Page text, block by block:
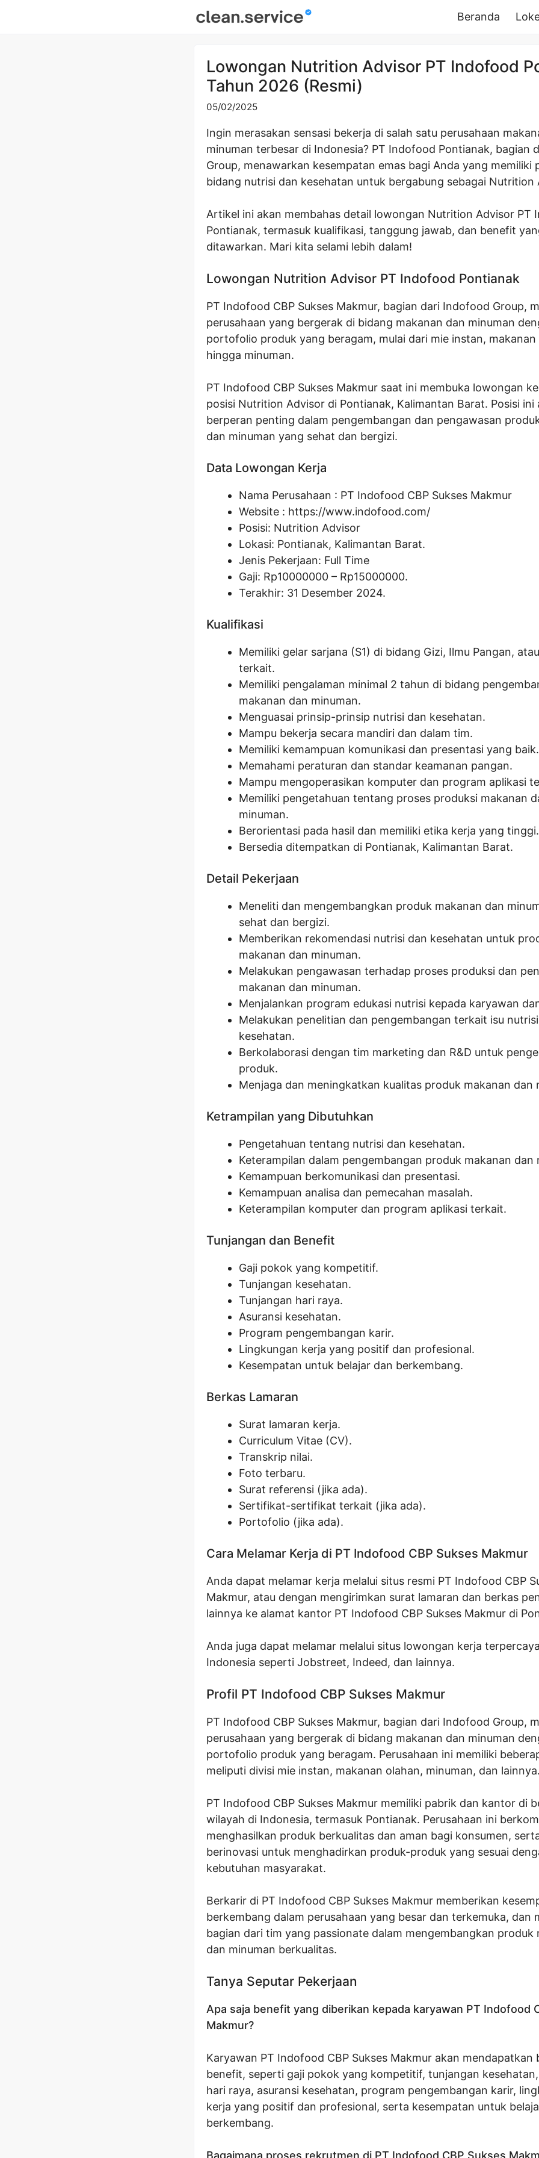
Beranda
Lowongan Nutrition Advisor PT Indofood
Tahun 2026 (Resmi)
05/02/2025
Ingin merasakan sensasi bekerja di salah satu perusahaan
minuman terbesar di Indonesia? PT Indofood Pontianak, bagian
Group, menawarkan kesempatan emas bagi Anda yang memiliki
bidang nutrisi dan kesehatan untuk bergabung sebagai Nutrition
Artikel ini akan membahas detail lowongan Nutrition Advisor PT
Pontianak, termasuk kualifikasi, tanggung jawab, dan benefit
ditawarkan. Mari kita selami lebih dalam!
Lowongan Nutrition Advisor PT Indofood Pontianak
PT Indofood CBP Sukses Makmur, bagian dari Indofood Group,
perusahaan yang bergerak di bidang makanan dan minuman
portofolio produk yang beragam, mulai dari mie instan, makanan
hingga minuman.
PT Indofood CBP Sukses Makmur saat ini membuka lowongan
posisi Nutrition Advisor di Pontianak, Kalimantan Barat. Posisi ini
berperan penting dalam pengembangan dan pengawasan
dan minuman yang sehat dan bergizi.
Data Lowongan Kerja
Nama Perusahaan : PT Indofood CBP Sukses Makmur
Website : https://www.indofood.com/
Posisi: Nutrition Advisor
Lokasi: Pontianak, Kalimantan Barat.
Jenis Pekerjaan: Full Time
Gaji: Rp10000000 – Rp15000000.
Terakhir: 31 Desember 2024.
Kualifikasi
Memiliki gelar sarjana (S1) di bidang Gizi, Ilmu Pangan,
terkait.
Memiliki pengalaman minimal 2 tahun di bidang
makanan dan minuman.
Menguasai prinsip-prinsip nutrisi dan kesehatan.
Mampu bekerja secara mandiri dan dalam tim.
Memiliki kemampuan komunikasi dan presentasi yang baik.
Memahami peraturan dan standar keamanan pangan.
Mampu mengoperasikan komputer dan program aplikasi
Memiliki pengetahuan tentang proses produksi makanan
minuman.
Berorientasi pada hasil dan memiliki etika kerja yang tinggi.
Bersedia ditempatkan di Pontianak, Kalimantan Barat.
Detail Pekerjaan
Meneliti dan mengembangkan produk makanan dan
sehat dan bergizi.
Memberikan rekomendasi nutrisi dan kesehatan untuk
makanan dan minuman.
Melakukan pengawasan terhadap proses produksi dan
makanan dan minuman.
Menjalankan program edukasi nutrisi kepada karyawan
Melakukan penelitian dan pengembangan terkait isu
kesehatan.
Berkolaborasi dengan tim marketing dan R&D untuk
produk.
Menjaga dan meningkatkan kualitas produk makanan dan
Ketrampilan yang Dibutuhkan
Pengetahuan tentang nutrisi dan kesehatan.
Keterampilan dalam pengembangan produk makanan dan
Kemampuan berkomunikasi dan presentasi.
Kemampuan analisa dan pemecahan masalah.
Keterampilan komputer dan program aplikasi terkait.
Tunjangan dan Benefit
Gaji pokok yang kompetitif.
Tunjangan kesehatan.
Tunjangan hari raya.
Asuransi kesehatan.
Program pengembangan karir.
Lingkungan kerja yang positif dan profesional.
Kesempatan untuk belajar dan berkembang.
Berkas Lamaran
Surat lamaran kerja.
Curriculum Vitae (CV).
Transkrip nilai.
Foto terbaru.
Surat referensi (jika ada).
Sertifikat-sertifikat terkait (jika ada).
Portofolio (jika ada).
Cara Melamar Kerja di PT Indofood CBP Sukses Makmur
Anda dapat melamar kerja melalui situs resmi PT Indofood CBP
Makmur, atau dengan mengirimkan surat lamaran dan berkas
lainnya ke alamat kantor PT Indofood CBP Sukses Makmur di
Anda juga dapat melamar melalui situs lowongan kerja
Indonesia seperti Jobstreet, Indeed, dan lainnya.
Profil PT Indofood CBP Sukses Makmur
PT Indofood CBP Sukses Makmur, bagian dari Indofood Group,
perusahaan yang bergerak di bidang makanan dan minuman
portofolio produk yang beragam. Perusahaan ini memiliki
meliputi divisi mie instan, makanan olahan, minuman, dan lainnya.
PT Indofood CBP Sukses Makmur memiliki pabrik dan kantor di
wilayah di Indonesia, termasuk Pontianak. Perusahaan ini
menghasilkan produk berkualitas dan aman bagi konsumen,
berinovasi untuk menghadirkan produk-produk yang sesuai
kebutuhan masyarakat.
Berkarir di PT Indofood CBP Sukses Makmur memberikan
berkembang dalam perusahaan yang besar dan terkemuka, dan
bagian dari tim yang passionate dalam mengembangkan produk
dan minuman berkualitas.
Tanya Seputar Pekerjaan
Apa saja benefit yang diberikan kepada karyawan PT Indofood
Makmur?
Karyawan PT Indofood CBP Sukses Makmur akan mendapatkan
benefit, seperti gaji pokok yang kompetitif, tunjangan
hari raya, asuransi kesehatan, program pengembangan karir,
kerja yang positif dan profesional, serta kesempatan untuk
berkembang.
Bagaimana proses rekrutmen di PT Indofood CBP Sukses